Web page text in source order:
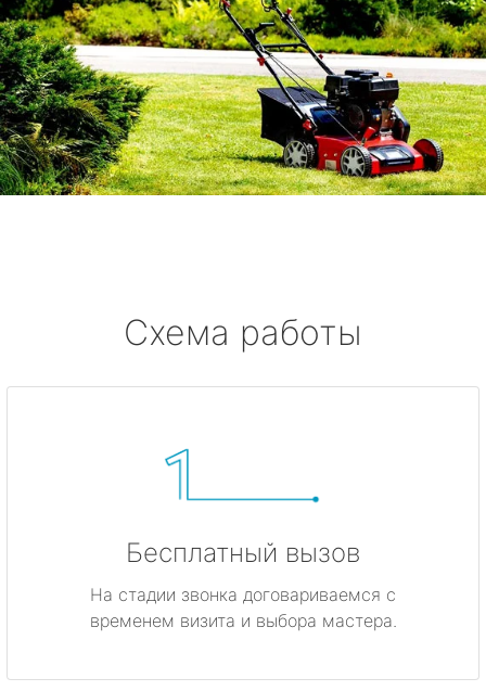
Саперный
Петро-Славянка
Тярлево
Смолячково
Высоцк
Гатчина
Схема работы
Бесплатный вызов
На стадии звонка договариваемся с
временем визита и выбора мастера.